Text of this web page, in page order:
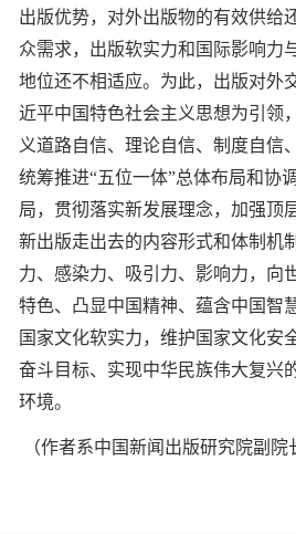
出版优势，对外出版物的有效供给
众需求，出版软实力和国际影响力
地位还不相适应。为此，出版对外
近平中国特色社会主义思想为引领
义道路自信、理论自信、制度自信
统筹推进“五位一体”总体布局和协
局，贯彻落实新发展理念，加强顶
新出版走出去的内容形式和体制机
力、感染力、吸引力、影响力，向
特色、凸显中国精神、蕴含中国智
国家文化软实力，维护国家文化安
奋斗目标、实现中华民族伟大复兴
环境。
（作者系中国新闻出版研究院副院